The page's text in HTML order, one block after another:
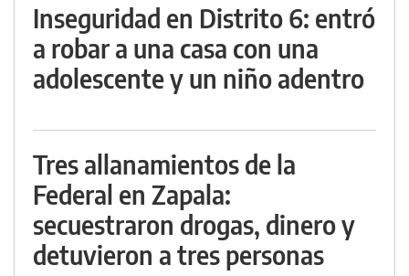
Inseguridad en Distrito 6: entró
a robar a una casa con una
adolescente y un niño adentro
Tres allanamientos de la
Federal en Zapala:
secuestraron drogas, dinero y
detuvieron a tres personas